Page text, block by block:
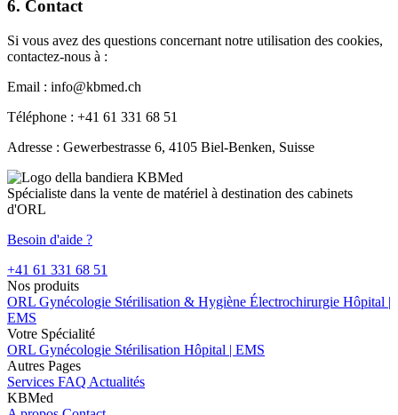
6. Contact
Si vous avez des questions concernant notre utilisation des cookies,
contactez-nous à :
Email : info@kbmed.ch
Téléphone : +41 61 331 68 51
Adresse : Gewerbestrasse 6, 4105 Biel-Benken, Suisse
Spécialiste dans la vente de matériel à destination des cabinets
d'ORL
Besoin d'aide ?
+41 61 331 68 51
Nos produits
ORL Gynécologie Stérilisation & Hygiène Électrochirurgie Hôpital |
EMS
Votre Spécialité
ORL Gynécologie Stérilisation Hôpital | EMS
Autres Pages
Services FAQ Actualités
KBMed